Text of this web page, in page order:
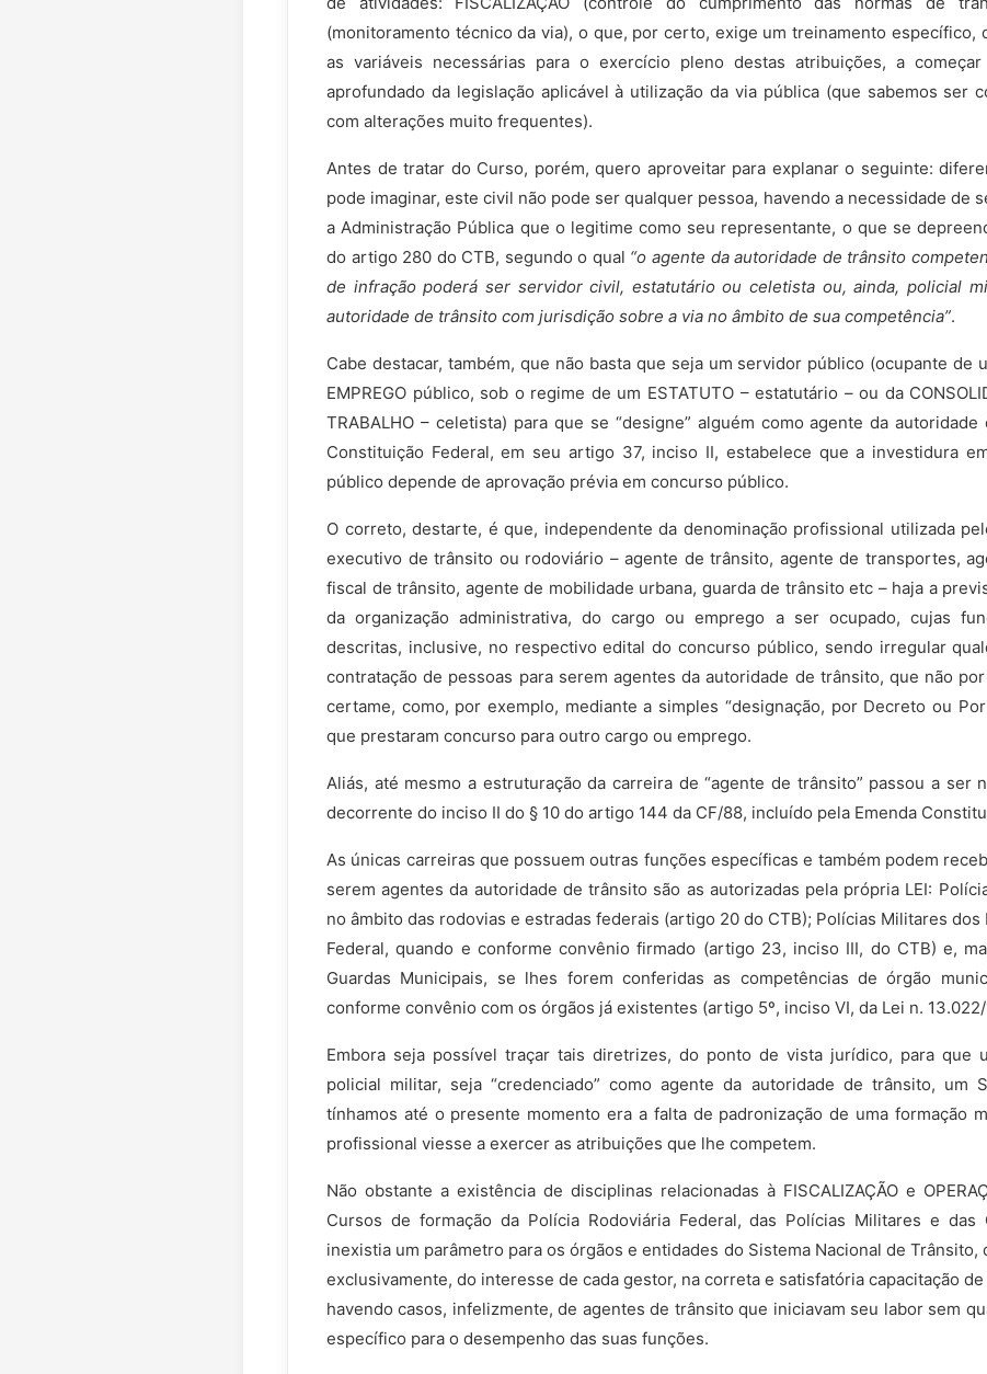
(monitoramento técnico da via), o que, por certo, exige um treinamento específico,
as variáveis necessárias para o exercício pleno destas atribuições, a
aprofundado da legislação aplicável à utilização da via pública (que sabemos ser
com alterações muito frequentes).
Antes de tratar do Curso, porém, quero aproveitar para explanar o seguinte:
pode imaginar, este civil não pode ser qualquer pessoa, havendo a necessidade de
a Administração Pública que o legitime como seu representante, o que se
do artigo 280 do CTB, segundo o qual “o agente da autoridade de trânsito
de infração poderá ser servidor civil, estatutário ou celetista ou, ainda, policial
autoridade de trânsito com jurisdição sobre a via no âmbito de sua competência”.
Cabe destacar, também, que não basta que seja um servidor público (ocupante de
EMPREGO público, sob o regime de um ESTATUTO – estatutário – ou da
TRABALHO – celetista) para que se “designe” alguém como agente da
Constituição Federal, em seu artigo 37, inciso II, estabelece que a investidura
público depende de aprovação prévia em concurso público.
O correto, destarte, é que, independente da denominação profissional utilizada
executivo de trânsito ou rodoviário – agente de trânsito, agente de transportes,
fiscal de trânsito, agente de mobilidade urbana, guarda de trânsito etc – haja a
da organização administrativa, do cargo ou emprego a ser ocupado, cujas
descritas, inclusive, no respectivo edital do concurso público, sendo irregular
contratação de pessoas para serem agentes da autoridade de trânsito, que não
certame, como, por exemplo, mediante a simples “designação, por Decreto ou
que prestaram concurso para outro cargo ou emprego.
Aliás, até mesmo a estruturação da carreira de “agente de trânsito” passou a ser
decorrente do inciso II do § 10 do artigo 144 da CF/88, incluído pela Emenda
As únicas carreiras que possuem outras funções específicas e também podem
serem agentes da autoridade de trânsito são as autorizadas pela própria LEI:
no âmbito das rodovias e estradas federais (artigo 20 do CTB); Polícias Militares dos
Federal, quando e conforme convênio firmado (artigo 23, inciso III, do CTB) e,
Guardas Municipais, se lhes forem conferidas as competências de órgão
conforme convênio com os órgãos já existentes (artigo 5º, inciso VI, da Lei n.
Embora seja possível traçar tais diretrizes, do ponto de vista jurídico, para que
policial militar, seja “credenciado” como agente da autoridade de trânsito, um
tínhamos até o presente momento era a falta de padronização de uma formação
profissional viesse a exercer as atribuições que lhe competem.
Não obstante a existência de disciplinas relacionadas à FISCALIZAÇÃO e
Cursos de formação da Polícia Rodoviária Federal, das Polícias Militares e das
inexistia um parâmetro para os órgãos e entidades do Sistema Nacional de Trânsito,
exclusivamente, do interesse de cada gestor, na correta e satisfatória capacitação
havendo casos, infelizmente, de agentes de trânsito que iniciavam seu labor sem
específico para o desempenho das suas funções.